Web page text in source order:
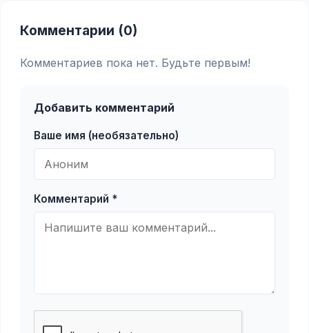
Комментарии (0)
Комментариев пока нет. Будьте первым!
Добавить комментарий
Ваше имя (необязательно)
Комментарий *